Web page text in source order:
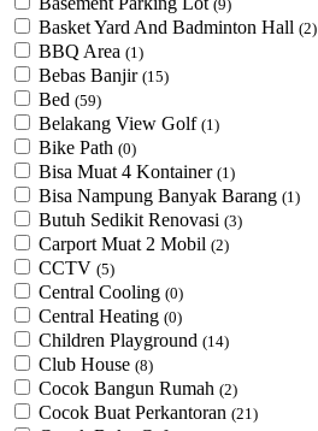
(9)
Basket Yard And Badminton Hall (2)
BBQ Area (1)
Bebas Banjir (15)
Bed (59)
Belakang View Golf (1)
Bike Path (0)
Bisa Muat 4 Kontainer (1)
Bisa Nampung Banyak Barang (1)
Butuh Sedikit Renovasi (3)
Carport Muat 2 Mobil (2)
CCTV (5)
Central Cooling (0)
Central Heating (0)
Children Playground (14)
Club House (8)
Cocok Bangun Rumah (2)
Cocok Buat Perkantoran (21)